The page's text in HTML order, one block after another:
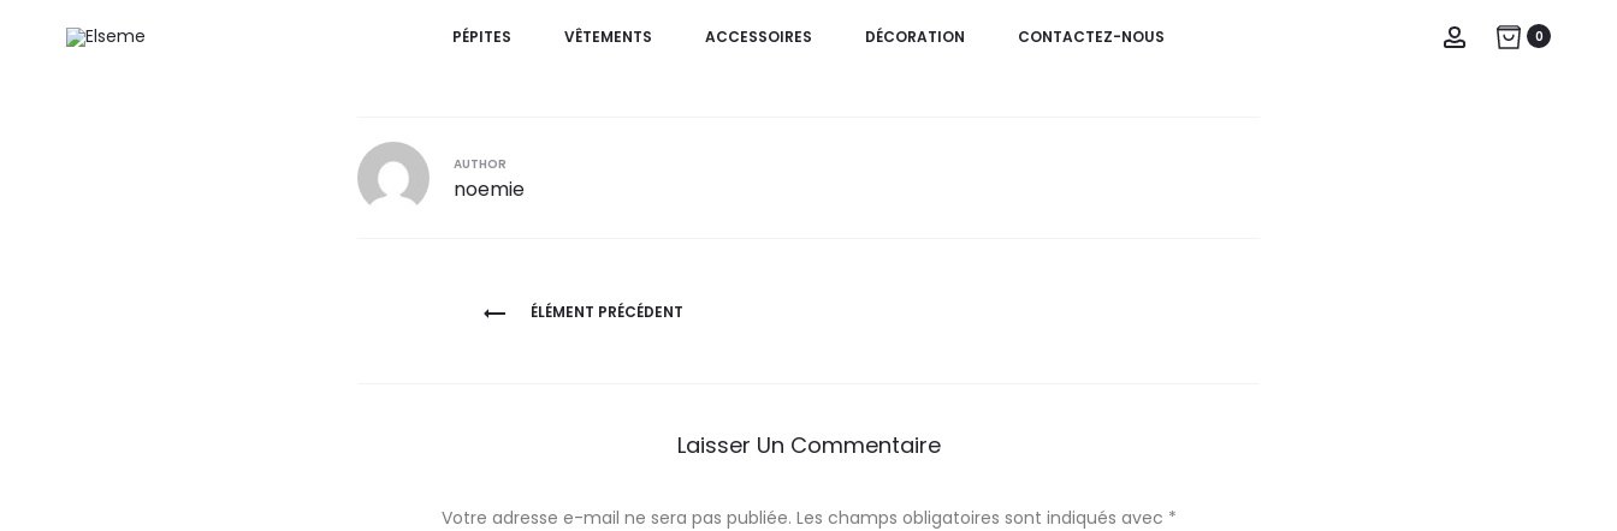
PÉPITES VÊTEMENTS ACCESSOIRES DÉCORATION CONTACTEZ-NOUS Account0
AUTHOR
noemie
ÉLÉMENT PRÉCÉDENT
Laisser Un Commentaire
Votre adresse e-mail ne sera pas publiée. Les champs obligatoires sont indiqués avec *